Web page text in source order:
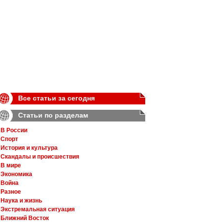
Все статьи за сегодня
Статьи по разделам
В России
Спорт
История и культура
Скандалы и происшествия
В мире
Экономика
Война
Разное
Наука и жизнь
Экстремальная ситуация
Ближний Восток